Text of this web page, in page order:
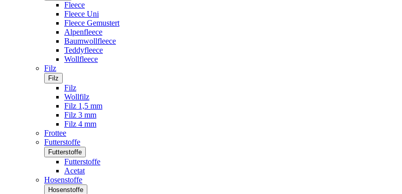
Fleece
Fleece Uni
Fleece Gemustert
Alpenfleece
Baumwollfleece
Teddyfleece
Wollfleece
Filz
Filz
Filz
Wollfilz
Filz 1,5 mm
Filz 3 mm
Filz 4 mm
Frottee
Futterstoffe
Futterstoffe
Futterstoffe
Acetat
Hosenstoffe
Hosenstoffe